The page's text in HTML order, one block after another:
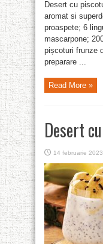
Desert cu
aromat si
proaspete; 6
mascarpone;
pișcoturi frunze
preparare ...
Read More »
Desert
14 februarie 2023